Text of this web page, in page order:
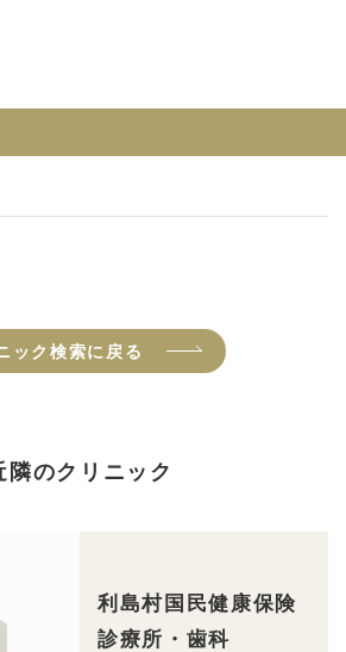
ック検索に戻る
隣のクリニック
利島村国民健康保険
診療所・歯科